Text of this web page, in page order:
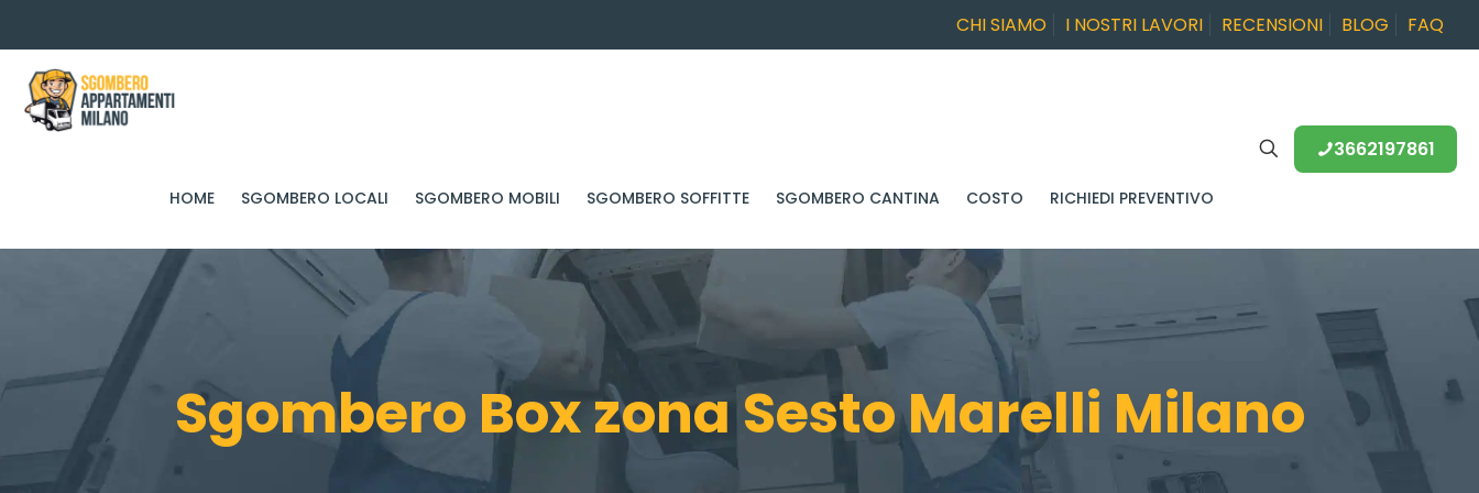
CHI SIAMO I NOSTRI LAVORI RECENSIONI BLOG FAQ
HOME SGOMBERO LOCALI SGOMBERO MOBILI SGOMBERO SOFFITTE SGOMBERO CANTINA COSTO RICHIEDI PREVENTIVO
3662197861
Sgombero Box zona Sesto Marelli Milano